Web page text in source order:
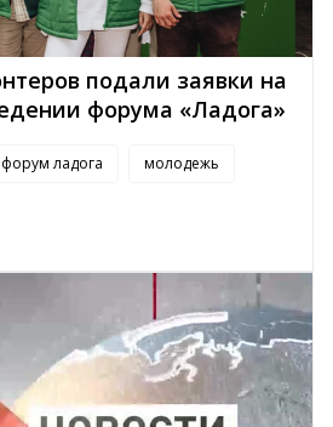
подали заявки на
форума «Ладога»
форум ладога молодежь